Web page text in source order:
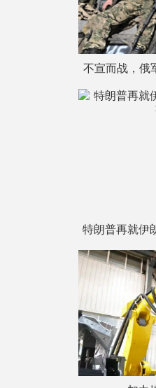
不宣而战，俄
替中俄
特朗普再就伊